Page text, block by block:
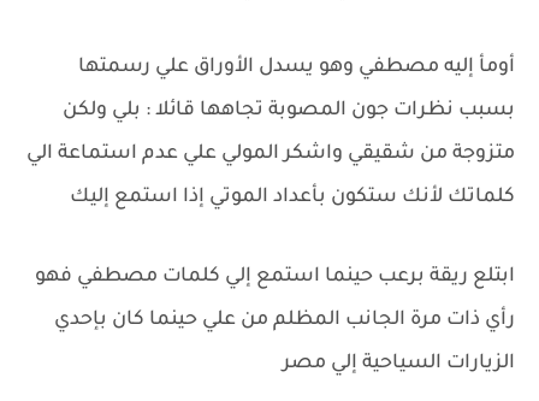
أومأ إليه مصطفي وهو يسدل الأوراق علي رسمتها
بسبب نظرات جون المصوبة تجاهها قائلا : بلي ولكن
متزوجة من شقيقي واشكر المولي علي عدم استماعة الي
كلماتك لأنك ستكون بأعداد الموتي إذا استمع إليك
ابتلع ريقة برعب حينما استمع إلي كلمات مصطفي فهو
رأي ذات مرة الجانب المظلم من علي حينما كان بإحدي
الزيارات السياحية إلي مصر